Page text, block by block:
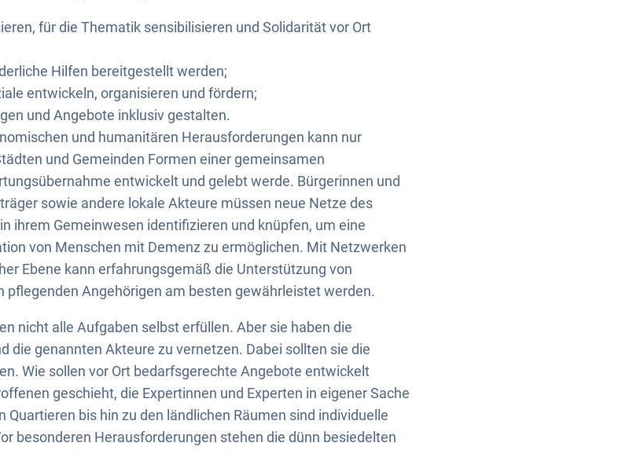
für die Thematik sensibilisieren und Solidarität vor Ort
Hilfen bereitgestellt werden;
entwickeln, organisieren und fördern;
und Angebote inklusiv gestalten.
und humanitären Herausforderungen kann nur
und Gemeinden Formen einer gemeinsamen
entwickelt und gelebt werde. Bürgerinnen und
sowie andere lokale Akteure müssen neue Netze des
ihrem Gemeinwesen identifizieren und knüpfen, um eine
von Menschen mit Demenz zu ermöglichen. Mit Netzwerken
Ebene kann erfahrungsgemäß die Unterstützung von
pflegenden Angehörigen am besten gewährleistet werden.
nicht alle Aufgaben selbst erfüllen. Aber sie haben die
die genannten Akteure zu vernetzen. Dabei sollten sie die
Wie sollen vor Ort bedarfsgerechte Angebote entwickelt
geschieht, die Expertinnen und Experten in eigener Sache
Quartieren bis hin zu den ländlichen Räumen sind individuelle
besonderen Herausforderungen stehen die dünn besiedelten